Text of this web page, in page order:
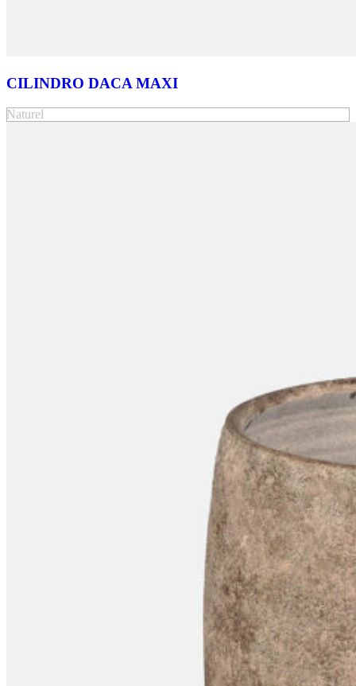
CILINDRO DACA MAXI
Naturel